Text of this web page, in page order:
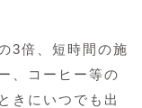
3倍、短時間の施
、コーヒー等の
きにいつでも出